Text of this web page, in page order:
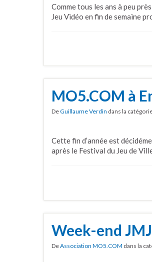
Comme tous les ans à peu
Jeu Vidéo en fin de semaine
MO5.COM à
DeGuillaume Verdin dans la
Cette fin d’année est
après le Festival du Jeu de
Week-end
DeAssociation MO5.COM dans la